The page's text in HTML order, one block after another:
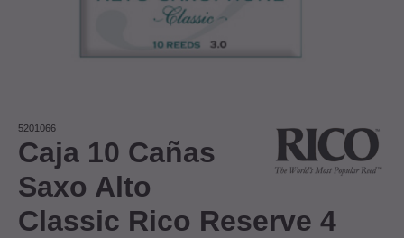
5201066
Caja 10 Cañas
Saxo Alto
Classic Rico Reserve 4